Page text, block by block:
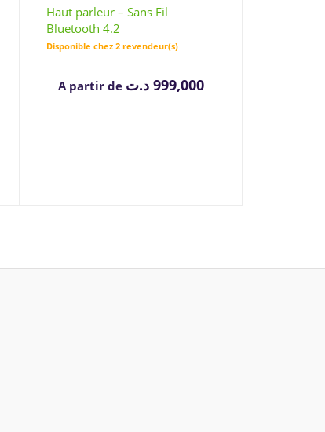
Haut parleur – Sans Fil
Bluetooth 4.2
Disponible chez 2 revendeur(s)
A partir de 999,000 د.ت